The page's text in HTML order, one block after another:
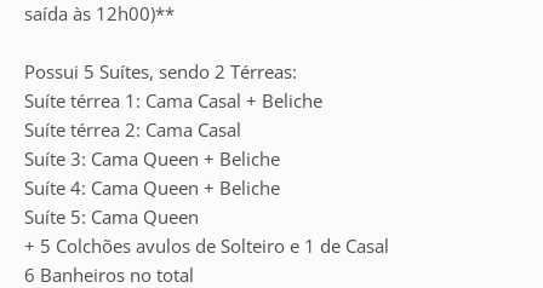
saída às 12h00)**
Possui 5 Suítes, sendo 2 Térreas:
Suíte térrea 1: Cama Casal + Beliche
Suíte térrea 2: Cama Casal
Suíte 3: Cama Queen + Beliche
Suíte 4: Cama Queen + Beliche
Suíte 5: Cama Queen
+ 5 Colchões avulos de Solteiro e 1 de Casal
6 Banheiros no total